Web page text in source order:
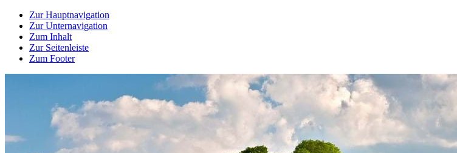
Zur Hauptnavigation
Zur Unternavigation
Zum Inhalt
Zur Seitenleiste
Zum Footer